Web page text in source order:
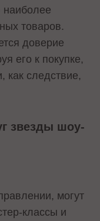
наиболее
товаров.
доверие
его к покупке,
как следствие,
звезды шоу-
могут
классы и